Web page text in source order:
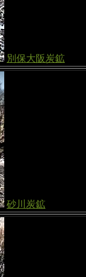
別保大阪炭鉱
砂川炭鉱